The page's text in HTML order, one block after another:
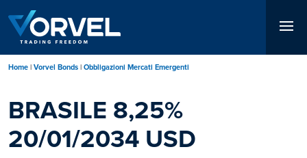
contenuto
principale
Home Vorvel Bonds Obbligazioni Mercati Emergenti
BRASILE 8,25%
20/01/2034 USD